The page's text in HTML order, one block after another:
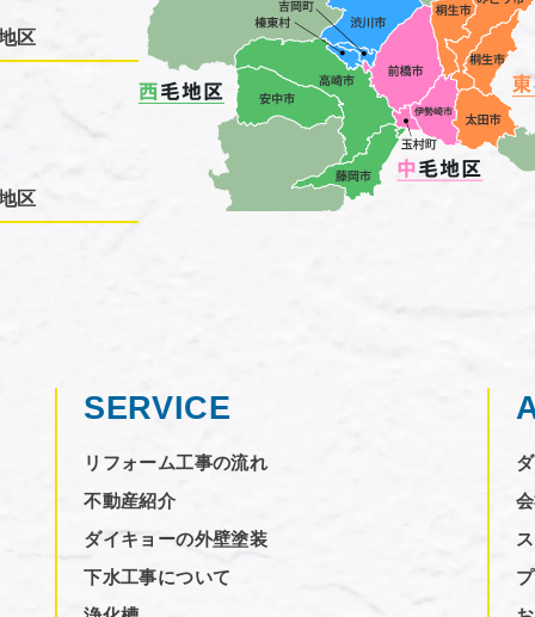
区
区
SERVICE
リフォーム工事の流れ
不動産紹介
ダイキョーの外壁塗装
下水工事について